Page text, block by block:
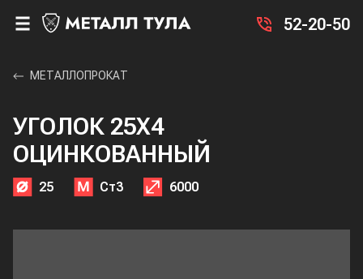
52-20-50
МЕТАЛЛОПРОКАТ
УГОЛОК 25X4
ОЦИНКОВАННЫЙ
25 Ст3 6000